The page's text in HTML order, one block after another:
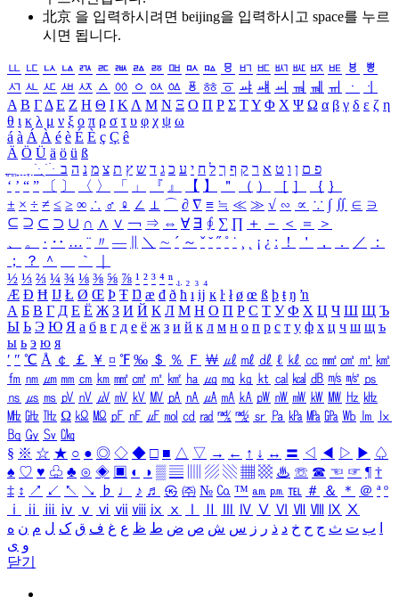
北京 을 입력하시려면 beijing을 입력하시고 space를 누르
시면 됩니다.
ㅥ ㅦ ㅧ ㅨ ㅩ ㅪ ㅫ ㅬ ㅭ ㅮ ㅯ ㅰ ㅱ ㅲ ㅳ ㅴ ㅵ ㅶ ㅷ ㅸ
ㅹ
ㅺ ㅻ ㅼ ㅽ ㅾ ㅿ ㆀ ㆁ ㆂ ㆃ ㆄ ㆅ ㆆ ㆇ ㆈ ㆉ ㆊ ㆋ ㆌ ㆍ
ㆎ
Α Β ΓΔ Ε Ζ Η Θ Ι ΚΛ Μ Ν Ξ Ο Π Ρ Σ ΤΥ Φ Χ Ψ Ω α β γ δ ε ζ η
θ ι κ λ μ ν ξ ο π ρ σ τ υ φ χ ψ ω
á à Á À é è É È ç Ç ê
Ä Ö Ü ä ö ü ß
ִֶֹ ֻּ ׁׂ פ ם ן ו ט א ר ק ף ך ל ח י ע כ ג ד ש ץ ת צ מ נ ה ב
‘ ’ “ ” 〔 〕 〈 〉 「 」 『 』 【 】 ＂ （ ） ［ ］ ｛ ｝
± × ÷ ≠ ≤ ≥ ∞ ∴ ♂ ♀ ∠ ⊥ ⌒ ∂ ∇ ≡ ≒ ≪ ≫ √ ∽ ∝ ∵ ∫ ∬ ∈ ∋
⊆ ⊇ ⊂ ⊃ ∪ ∩ ∧ ∨ ￢ ⇒ ⇔ ∀ ∃ ∮ ∑ ∏ ＋ － ＜ ＝
＞
、
。 · ‥ … ¨ 〃 ― ＼ ∼ ´ ～ ˇ ˘ ˝ ˚ ˙ ¸ ¡ ¿ ː ！ ＇ ， ． ／
：
；
？ ＾ ｀
½ ⅓ ⅔ ¼ ¾ ⅛ ⅜ ⅝ ⅞ ¹ ² ³ ⁴ ⁿ ₁ ₂ ₃ ₄
Æ Ð Ħ Ĳ Ł Ø Œ Þ Ŧ Ŋ æ đ ð ħ ı ĳ ĸ ŀ ł ø œ ß þ ŧ ŋ ŉ
А Б В Г Д Е Ё Ж З И Й К Л М Н О П Р С Т У Ф Х Ц Ч Ш Щ Ъ
Ы Ь Э Ю Я а б в г д е ё ж з и й к л м н о п р с т у ф х ц ч ш щ ъ
ы ь э ю я
′ ″ ℃ Å ￠ ￡ ￥ ¤ ℉ ‰ ＄ ％ Ｆ ￦ ㎕ ㎖ ㎗ ℓ ㎘ ㏄ ㎣ ㎤ ㎥ ㎦
㎙ ㎚ ㎛ ㎜ ㎝ ㎞ ㎟ ㎠ ㎡ ㎢ ㏊ ㎍ ㎎ ㎏ ㏏ ㎈ ㎉ ㏈ ㎧ ㎨ ㎰
㎱ ㎲ ㎳ ㎴ ㎵ ㎶ ㎷ ㎸ ㎹ ㎀ ㎁ ㎂ ㎃ ㎄ ㎺ ㎻ ㎽ ㎾ ㎿ ㎐ ㎑
㎒ ㎓ ㎔ Ω ㏀ ㏁ ㎊ ㎋ ㎌ ㏖ ㏅ ㎭ ㎮ ㎯ ㏛ ㎩ ㎪ ㎫ ㎬ ㏝ ㏐
㏓
㏃ ㏉ ㏜ ㏆
§ ※ ☆ ★ ○ ● ◎ ◇ ◆ □ ■ △ ▽ → ← ↑ ↓ ↔ 〓 ◁ ◀ ▷ ▶ ♤
♠ ♡ ♥ ♧ ♣ ⊙ ◈ ▣ ◐ ◑ ▒ ▤ ▨ ▧ ▦ ▩ ♨ ☏ ☎ ☜ ☞ ¶ †
‡ ↕ ↗ ↙ ↖ ↘ ♭ ♩ ♪ ♬ ㉿ ㈜ № ㏇ ™ ㏂ ㏘ ℡ ＃ ＆ ＊ ＠ ª º
ⅰ
ⅱ ⅲ ⅳ ⅴ ⅵ ⅶ ⅷ ⅸ ⅹ Ⅳ Ⅴ Ⅵ Ⅶ Ⅷ Ⅸ Ⅹ
ب ت ث ج ح خ د ذ ر ز س ش ص ض ط ظ ع غ ف ق ک ل م ن ه
و ی
닫기